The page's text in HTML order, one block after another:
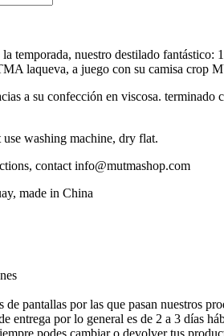
temporada, nuestro destilado fantástico:
laqueva, a juego con su camisa crop
a su confección en viscosa. terminado
washing machine, dry flat.
contact info@mutmashop.com
made in China
de pantallas por las que pasan nuestros
entrega por lo general es de 2 a 3 días
podes cambiar o devolver tus